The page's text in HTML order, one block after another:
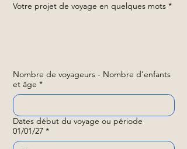
Votre projet de voyage en quelques mots *
Nombre de voyageurs - Nombre d'enfants
et âge *
Dates début du voyage ou période
01/01/27 *